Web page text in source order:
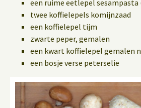
een ruime eetlepel
twee koffielepels komijnzaad
een koffielepel tijm
zwarte peper, gemalen
een kwart koffielepel gemalen
een bosje verse peterselie